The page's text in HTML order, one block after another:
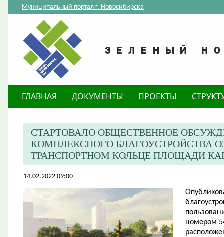
Муниципальный портал г. Новосибирска
ГЛАВНАЯ ДОКУМЕНТЫ ПРОЕКТЫ
СТАРТОВАЛО ОБЩЕСТВЕННОЕ
КОМПЛЕКСНОГО БЛАГОУСТРОЙСТВА
ТРАНСПОРТНОМ КОЛЬЦЕ ПЛОЩАДИ
14.02.2022 09:00
номером